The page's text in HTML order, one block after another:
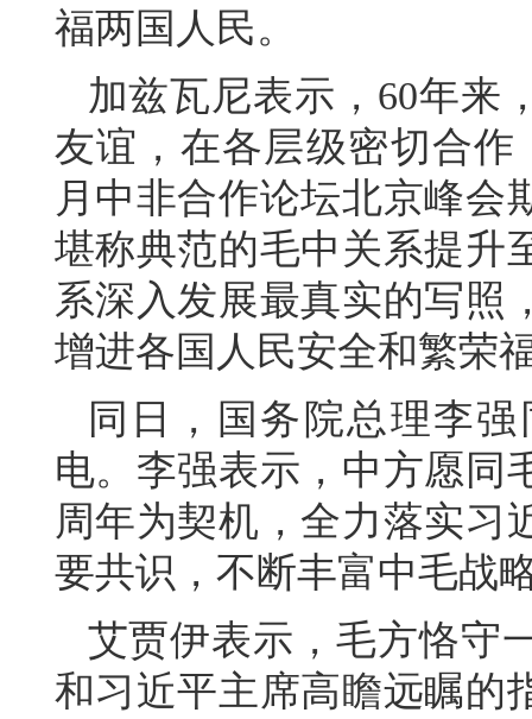
福两国人民。
加兹瓦尼表示，60年来
友谊，在各层级密切合作
月中非合作论坛北京峰会
堪称典范的毛中关系提升
系深入发展最真实的写照
增进各国人民安全和繁荣
同日，国务院总理李
电。李强表示，中方愿同
周年为契机，全力落实习
要共识，不断丰富中毛战
艾贾伊表示，毛方恪守
和习近平主席高瞻远瞩的